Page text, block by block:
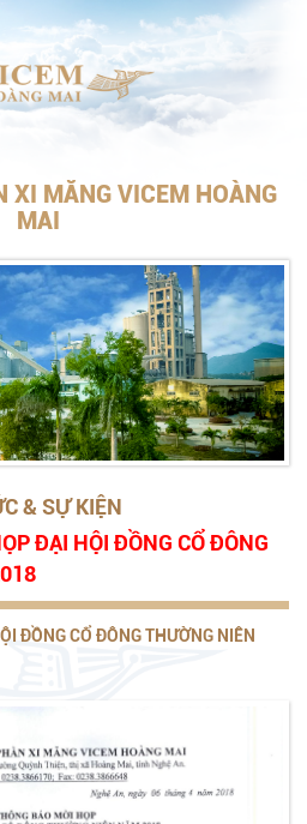
XI MĂNG VICEM HOÀNG
MAI
& SỰ KIỆN
ĐẠI HỘI ĐỒNG CỔ ĐÔNG
ĐỒNG CỔ ĐÔNG THƯỜNG NIÊN